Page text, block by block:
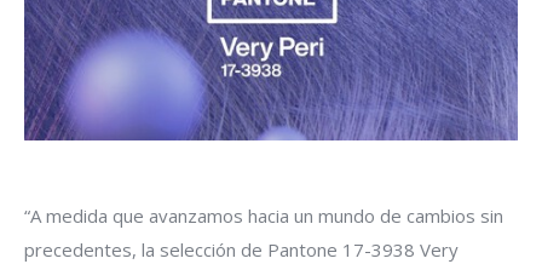
“A medida que avanzamos hacia un mundo de cambios sin
precedentes, la selección de Pantone 17-3938 Very